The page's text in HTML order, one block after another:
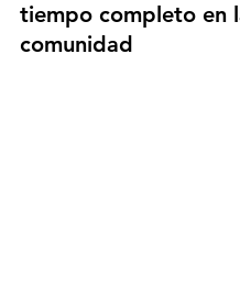
tiempo completo en
comunidad